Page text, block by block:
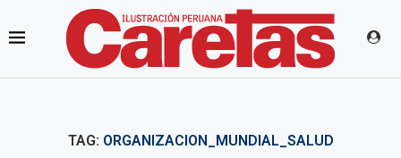
TAG: ORGANIZACION_MUNDIAL_SALUD